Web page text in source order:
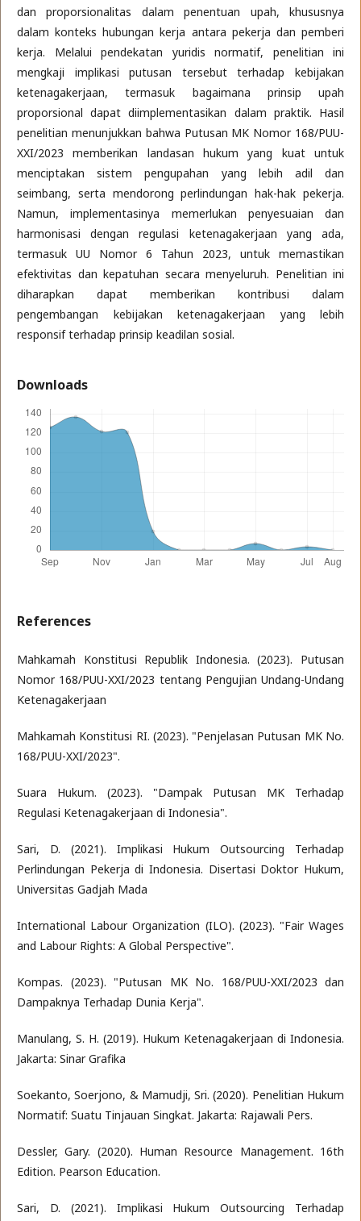
dan proporsionalitas dalam penentuan upah, khususnya
dalam konteks hubungan kerja antara pekerja dan pemberi
kerja. Melalui pendekatan yuridis normatif, penelitian ini
mengkaji implikasi putusan tersebut terhadap kebijakan
ketenagakerjaan, termasuk bagaimana prinsip upah
proporsional dapat diimplementasikan dalam praktik. Hasil
penelitian menunjukkan bahwa Putusan MK Nomor 168/PUU-
XXI/2023 memberikan landasan hukum yang kuat untuk
menciptakan sistem pengupahan yang lebih adil dan
seimbang, serta mendorong perlindungan hak-hak pekerja.
Namun, implementasinya memerlukan penyesuaian dan
harmonisasi dengan regulasi ketenagakerjaan yang ada,
termasuk UU Nomor 6 Tahun 2023, untuk memastikan
efektivitas dan kepatuhan secara menyeluruh. Penelitian ini
diharapkan dapat memberikan kontribusi dalam
pengembangan kebijakan ketenagakerjaan yang lebih
responsif terhadap prinsip keadilan sosial.
Downloads
References
Mahkamah Konstitusi Republik Indonesia. (2023). Putusan
Nomor 168/PUU-XXI/2023 tentang Pengujian Undang-Undang
Ketenagakerjaan
Mahkamah Konstitusi RI. (2023). "Penjelasan Putusan MK No.
168/PUU-XXI/2023".
Suara Hukum. (2023). "Dampak Putusan MK Terhadap
Regulasi Ketenagakerjaan di Indonesia".
Sari, D. (2021). Implikasi Hukum Outsourcing Terhadap
Perlindungan Pekerja di Indonesia. Disertasi Doktor Hukum,
Universitas Gadjah Mada
International Labour Organization (ILO). (2023). "Fair Wages
and Labour Rights: A Global Perspective".
Kompas. (2023). "Putusan MK No. 168/PUU-XXI/2023 dan
Dampaknya Terhadap Dunia Kerja".
Manulang, S. H. (2019). Hukum Ketenagakerjaan di Indonesia.
Jakarta: Sinar Grafika
Soekanto, Soerjono, & Mamudji, Sri. (2020). Penelitian Hukum
Normatif: Suatu Tinjauan Singkat. Jakarta: Rajawali Pers.
Dessler, Gary. (2020). Human Resource Management. 16th
Edition. Pearson Education.
Sari, D. (2021). Implikasi Hukum Outsourcing Terhadap